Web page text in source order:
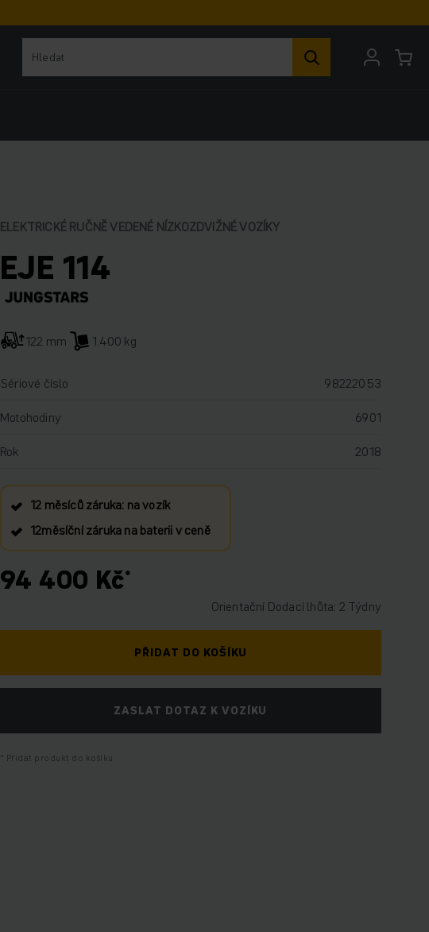
ELEKTRICKÉ RUČNĚ VEDENÉ NÍZKOZDVIŽNÉ VOZÍKY
EJE 114
122 mm 1.400 kg
Sériové číslo
98222053
Motohodiny
6901
Rok
2018
12 měsíců záruka: na vozík
12měsíční záruka na baterii v ceně
94 400 Kč
Orientační Dodací lhůta: 2 Týdny
PŘIDAT DO KOŠÍKU
ZASLAT DOTAZ K VOZÍKU
Přidat produkt do košíku